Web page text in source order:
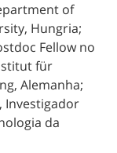
of
Hungria;
Fellow no
für
Alemanha;
Investigador
da